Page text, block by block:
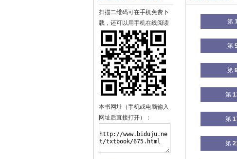
扫描二维码可在手机免费下
载，还可以用手机在线阅读
本书网址（手机或电脑输入
网址后直接打开）：
第
第
第
第
第
第